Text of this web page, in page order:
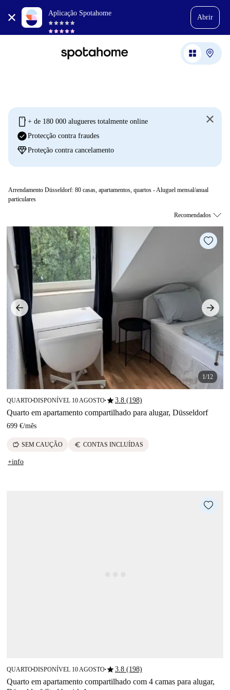
Aplicação Spotahome
Abrir
mobile + de 180 000 alugueres totalmente online
check_circleProtecção contra fraudes
diamondProteção contra cancelamento
Arrendamento Düsseldorf: 80 casas, apartamentos, quartos - Aluguel mensal/anual
particulares
1/12
QUARTO■DISPONÍVEL 10 AGOSTO■star3.8 (198)
Quarto em apartamento compartilhado para alugar, Düsseldorf
699 €/mês
savings SEM CAUÇÃO euro CONTAS INCLUÍDAS
+info
QUARTO■DISPONÍVEL 10 AGOSTO■star3.8 (198)
Quarto em apartamento compartilhado com 4 camas para alugar,